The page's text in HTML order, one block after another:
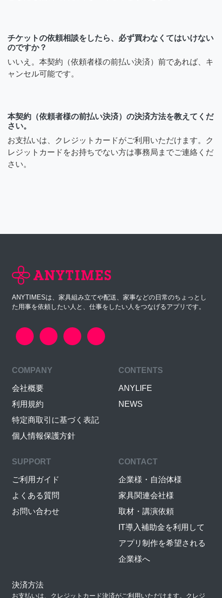
チケットの依頼相談をしたら、必ず買わなくてはいけない
のですか？
いいえ。本契約（依頼者様の前払い決済）前であれば、キ
ャンセル可能です。
本契約（依頼者様の前払い決済）の決済方法を教えてくだ
さい。
お支払いは、クレジットカードがご利用いただけます。ク
レジットカードをお持ちでない方は事務局までご連絡くだ
さい。
ANYTIMESは、家具組み立てや配送、家事などの日常のちょっとし
た用事を依頼したい人と、仕事をしたい人をつなげるアプリです。
COMPANY
会社概要
利用規約
特定商取引に基づく表記
個人情報保護方針
CONTENTS
ANYLIFE
NEWS
SUPPORT
ご利用ガイド
よくある質問
お問い合わせ
CONTACT
企業様・自治体様
家具関連会社様
取材・講演依頼
IT導入補助金を利用して
アプリ制作を希望される
企業様へ
決済方法
お支払いは、クレジットカード決済がご利用いただけます。クレジ